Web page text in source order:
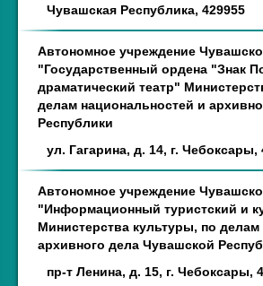
Чувашская Республика, 429955
Автономное учреждение
"Государственный ордена "Знак
драматический театр"
делам национальностей и
Республики
ул. Гагарина, д. 14, г. Чебоксары,
Автономное учреждение
"Информационный туристский и
Министерства культуры, по
архивного дела Чувашской
пр-т Ленина, д. 15, г. Чебоксары,